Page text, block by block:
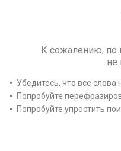
К сожалению, по
не
Убедитесь, что все слова
Попробуйте
Попробуйте упростить